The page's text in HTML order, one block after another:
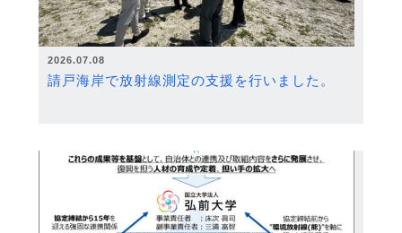
2026.07.08
請戸海岸で放射線測定の支援を行いました。